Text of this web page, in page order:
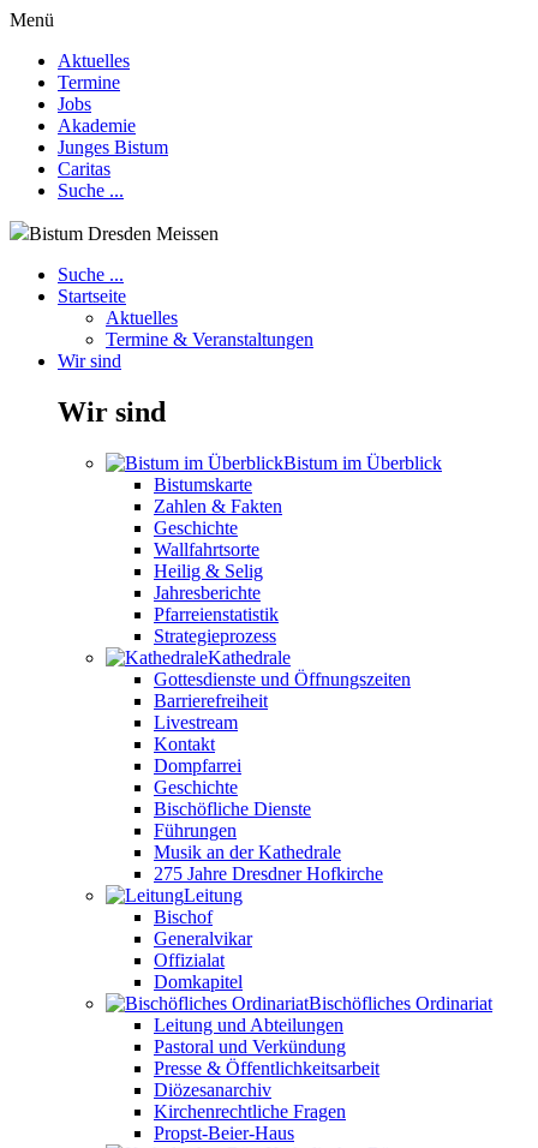
Menü
Aktuelles
Termine
Jobs
Akademie
Junges Bistum
Caritas
Suche ...
Bistum Dresden Meissen
Suche ...
Startseite
Aktuelles
Termine & Veranstaltungen
Wir sind
Wir sind
Bistum im Überblick
Bistumskarte
Zahlen & Fakten
Geschichte
Wallfahrtsorte
Heilig & Selig
Jahresberichte
Pfarreienstatistik
Strategieprozess
Kathedrale
Gottesdienste und Öffnungszeiten
Barrierefreiheit
Livestream
Kontakt
Dompfarrei
Geschichte
Bischöfliche Dienste
Führungen
Musik an der Kathedrale
275 Jahre Dresdner Hofkirche
Leitung
Bischof
Generalvikar
Offizialat
Domkapitel
Bischöfliches Ordinariat
Leitung und Abteilungen
Pastoral und Verkündung
Presse & Öffentlichkeitsarbeit
Diözesanarchiv
Kirchenrechtliche Fragen
Propst-Beier-Haus